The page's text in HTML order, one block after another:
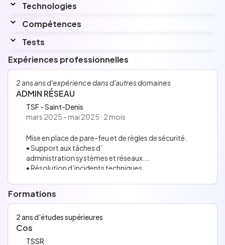
Expériences professionnelles
2 ans ans d'expérience dans d'autres domaines
ADMIN RÉSEAU
TSF - Saint-Denis
mars 2025 - mai 2025 · 2 mois
Mise en place de pare-feu et de règles de sécurité.
• Support aux tâches d’
administration systèmes et réseaux.
• Résolution d’incidents techniques.
• Déploiement des services DNS, DHCP et de partage de
• Configuration des paramètres réseau sur des équipem
ents Cisco.
• Rédaction de guides et procédures techniques.
Formations
2 ans d'études supérieures
Cos
TSSR
Aucune information n'a été renseignée pour
Technologies
Compétences
Tout ce qui touche au réseau informatique et cloud
Tests
Aucune information n'a été renseignée pour